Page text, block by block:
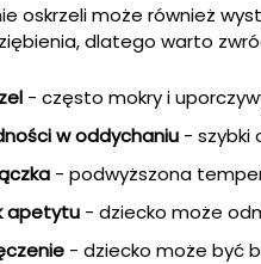
oskrzeli może również
dlatego warto
- często mokry i
w oddychaniu - szybki
- podwyższona
apetytu - dziecko może
- dziecko może być